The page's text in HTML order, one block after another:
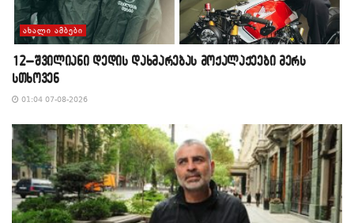
ᲐᲮᲐᲚᲘ ᲐᲛᲑᲔᲑᲘ
12–შვილიანი დედის დახმარებას მოქალაქეები მერს
სთხოვენ
01:04 07-08-2026